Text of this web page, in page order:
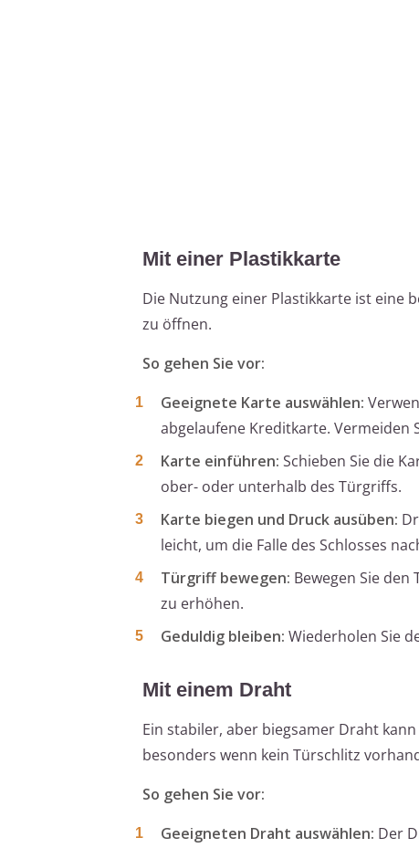
Mit einer Plastikkarte
Die Nutzung einer Plastikkarte ist eine
zu öffnen.
So gehen Sie vor:
Geeignete Karte auswählen:
abgelaufene Kreditkarte. Vermeiden
Karte einführen: Schieben Sie die
ober- oder unterhalb des Türgriffs.
Karte biegen und Druck ausüben:
leicht, um die Falle des Schlosses
Türgriff bewegen: Bewegen Sie
zu erhöhen.
Geduldig bleiben: Wiederholen Sie
Mit einem Draht
Ein stabiler, aber biegsamer Draht
besonders wenn kein Türschlitz
So gehen Sie vor:
Geeigneten Draht auswählen: Der